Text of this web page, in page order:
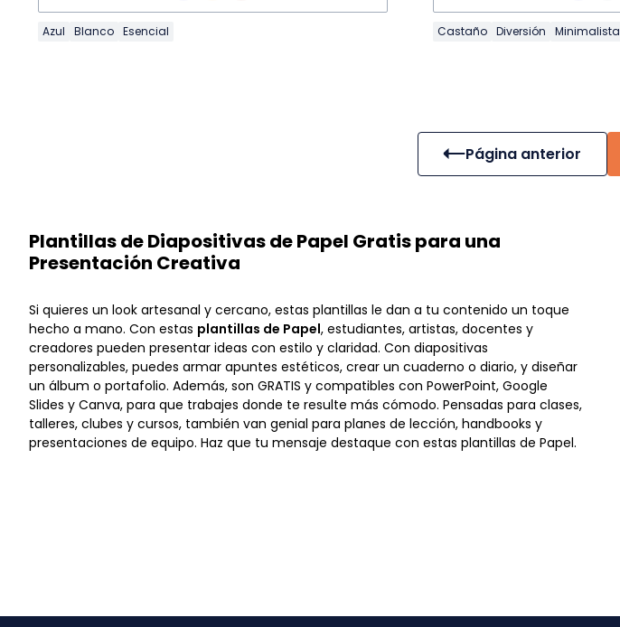
Azul Blanco Esencial Castaño Diversión Minimalista
Página anterior
Plantillas de Diapositivas de Papel Gratis para una
Presentación Creativa
Si quieres un look artesanal y cercano, estas plantillas le dan a tu contenido un toque
hecho a mano. Con estas plantillas de Papel, estudiantes, artistas, docentes y
creadores pueden presentar ideas con estilo y claridad. Con diapositivas
personalizables, puedes armar apuntes estéticos, crear un cuaderno o diario, y diseñar
un álbum o portafolio. Además, son GRATIS y compatibles con PowerPoint, Google
Slides y Canva, para que trabajes donde te resulte más cómodo. Pensadas para clases,
talleres, clubes y cursos, también van genial para planes de lección, handbooks y
presentaciones de equipo. Haz que tu mensaje destaque con estas plantillas de Papel.